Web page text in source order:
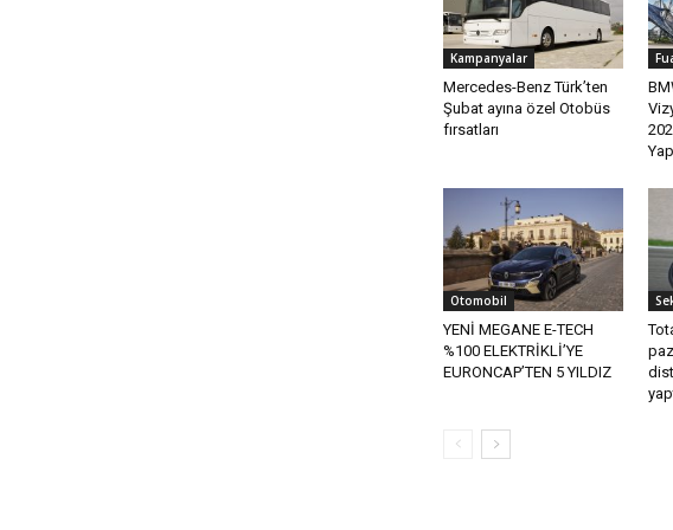
Kampanyalar
Mercedes-Benz Türk’ten
Şubat ayına özel Otobüs
fırsatları
Otomobil
YENİ MEGANE E-TECH
%100 ELEKTRİKLİ’YE
EURONCAP’TEN 5 YILDIZ